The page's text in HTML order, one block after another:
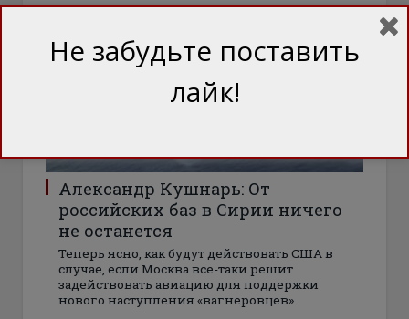
Александр Кушнарь: От
российских баз в Сирии ничего
не останется
Теперь ясно, как будут действовать США в
случае, если Москва все-таки решит
задействовать авиацию для поддержки
нового наступления «вагнеровцев»
Не забудьте поставить
лайк!